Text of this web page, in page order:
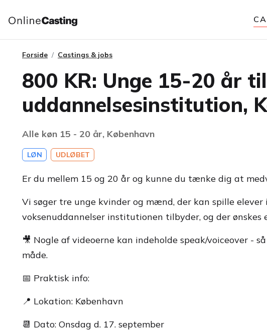
Forside Castings & jobs
800 KR: Unge 15-20 år
uddannelsesinstitution,
Alle køn 15 - 20 år, København
LØN UDLØBET
Er du mellem 15 og 20 år og kunne du tænke dig at
Vi søger tre unge kvinder og mænd, der kan spille
voksenuddannelser institutionen tilbyder, og der
🎥 Nogle af videoerne kan indeholde speak/voiceover
måde.
📅 Praktisk info:
📍 Lokation: København
📆 Dato: Onsdag d. 17. september